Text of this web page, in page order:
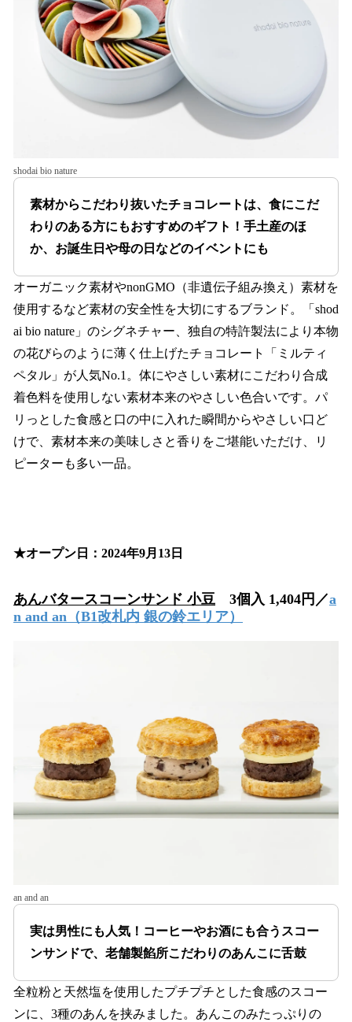
shodai bio nature
素材からこだわり抜いたチョコレートは、食にこだ
わりのある方にもおすすめのギフト！手土産のほ
か、お誕生日や母の日などのイベントにも
オーガニック素材やnonGMO（非遺伝子組み換え）素材を
使用するなど素材の安全性を大切にするブランド。「shod
ai bio nature」のシグネチャー、独自の特許製法により本物
の花びらのように薄く仕上げたチョコレート「ミルティ
ペタル」が人気No.1。体にやさしい素材にこだわり合成
着色料を使用しない素材本来のやさしい色合いです。パ
リっとした食感と口の中に入れた瞬間からやさしい口ど
けで、素材本来の美味しさと香りをご堪能いただけ、リ
ピーターも多い一品。
★オープン日：2024年9月13日
あんバタースコーンサンド 小豆 3個入 1,404円／a
n and an（B1改札内 銀の鈴エリア）
an and an
実は男性にも人気！コーヒーやお酒にも合うスコー
ンサンドで、老舗製餡所こだわりのあんこに舌鼓
全粒粉と天然塩を使用したプチプチとした食感のスコー
ンに、3種のあんを挟みました。あんこのみたっぷりの